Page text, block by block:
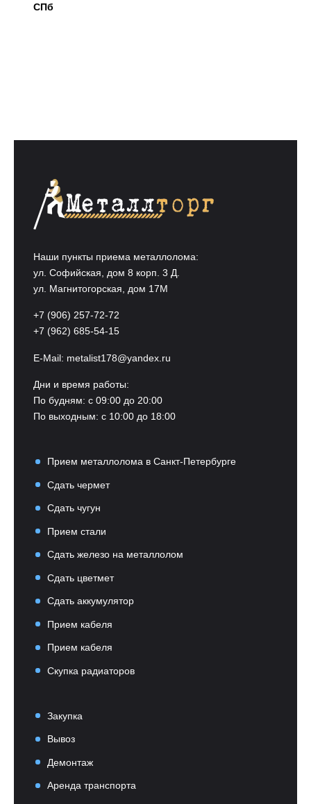
СПб
Наши пункты приема металлолома:
ул. Софийская, дом 8 корп. 3 Д.
ул. Магнитогорская, дом 17М
+7 (906) 257-72-72
+7 (962) 685-54-15
E-Mail: metalist178@yandex.ru
Дни и время работы:
По будням: с 09:00 до 20:00
По выходным: с 10:00 до 18:00
Прием металлолома в Санкт-Петербурге
Сдать чермет
Сдать чугун
Прием стали
Сдать железо на металлолом
Сдать цветмет
Сдать аккумулятор
Прием кабеля
Прием кабеля
Скупка радиаторов
Закупка
Вывоз
Демонтаж
Аренда транспорта